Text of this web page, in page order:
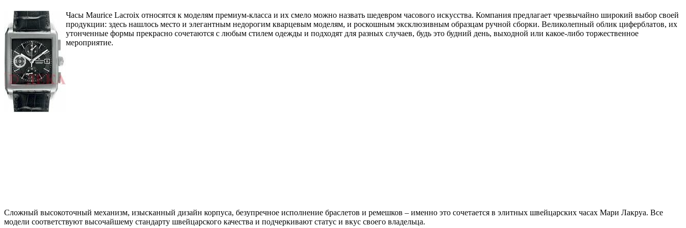
Часы Maurice Lacroix относятся к моделям премиум-класса и их смело можно назвать шедевром часового искусства. Компания предлагает чрезвычайно широкий выбор своей
продукции: здесь нашлось место и элегантным недорогим кварцевым моделям, и роскошным эксклюзивным образцам ручной сборки. Великолепный облик циферблатов, их
утонченные формы прекрасно сочетаются с любым стилем одежды и подходят для разных случаев, будь это будний день, выходной или какое-либо торжественное
мероприятие.
Сложный высокоточный механизм, изысканный дизайн корпуса, безупречное исполнение браслетов и ремешков – именно это сочетается в элитных швейцарских часах Мари Лакруа. Все
модели соответствуют высочайшему стандарту швейцарского качества и подчеркивают статус и вкус своего владельца.